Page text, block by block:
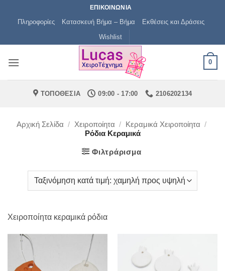
ΕΠΙΚΟΙΝΩΝΙΑ
Πληροφορίες Κατασκευή Βήμα – Βήμα
Εκθέσεις και Δράσεις
Wishlist
0
ΤΟΠΟΘΕΣΙΑ 09:00 - 17:00 2106202134
Αρχική Σελίδα / Χειροποίητα / Κεραμικά Χειροποίητα /
Ρόδια Κεραμικά
Φιλτράρισμα
Χειροποίητα κεραμικά ρόδια